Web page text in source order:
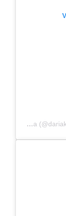
A post shared by The official Darya Klishina (@dariaklishina)